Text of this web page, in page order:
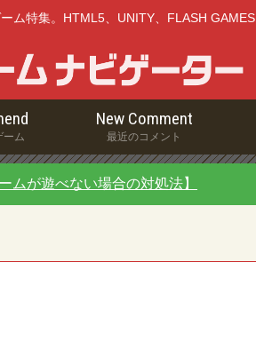
ム特集。HTML5、UNITY、FLASH GAMES
ーム
New Comment
最近のコメント
ムが遊べない場合の対処法】